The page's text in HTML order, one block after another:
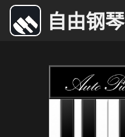
自由钢琴